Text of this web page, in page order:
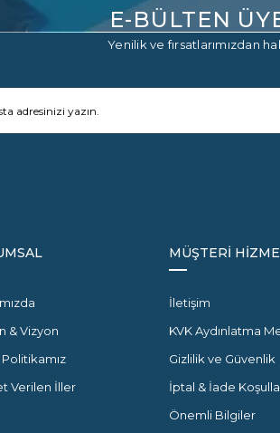
E-BÜLTEN
Yenilik ve fırsatlarımızdan
& Vizyon
Verilen İller
MÜŞTERİ
İletişim
KVK Aydınlatma
Gizlilik ve Güvenlik
İptal & İade
Önemli Bilgiler